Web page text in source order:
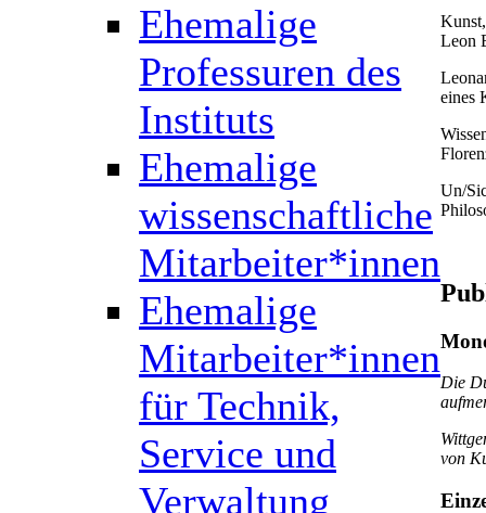
Ehemalige
Professuren des
Instituts
Ehemalige
wissenschaftliche
Mitarbeiter*innen
Ehemalige
Mitarbeiter*innen
für Technik,
Service und
Verwaltung
Leon
eines
Un/
Die
von